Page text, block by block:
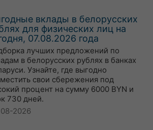
вклады в белорусских
для физических лиц на
07.08.2026 года
лучших предложений по
в белорусских рублях в банках
Узнайте, где выгодно
свои сбережения под
процент на сумму 6000 BYN и
730 дней.
2026